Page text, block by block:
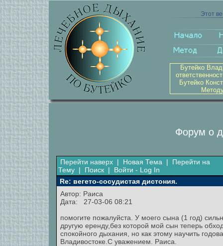
Этот
Бутейко
Бутейко
Форум о
Перейти наверх | Новая Тема | Перейти на
Тему | Поиск | Войти - Log In
Re: вегето-сосудистая дистония.
Автор: Раиса
Дата: 27-03-06 08:21
помогите пожалуйста. У моего сына (1 год)
другую еренду,без которой мой сын теперь
спокойного дыхания, но как этому научить
Владивостоке.С уважением. Раиса.